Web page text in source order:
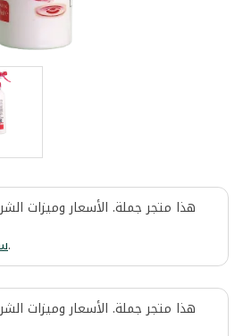
هذا متجر جملة. الأسعار وميزات
.
هذا متجر جملة. الأسعار وميزات